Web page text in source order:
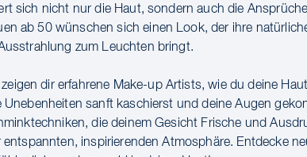
sich nicht nur die Haut, sondern auch die
ab 50 wünschen sich einen Look, der ihre
zum Leuchten bringt.
dir erfahrene Make-up Artists, wie du deine
Unebenheiten sanft kaschierst und deine Augen
die deinem Gesicht Frische und
entspannten, inspirierenden Atmosphäre. Entdecke